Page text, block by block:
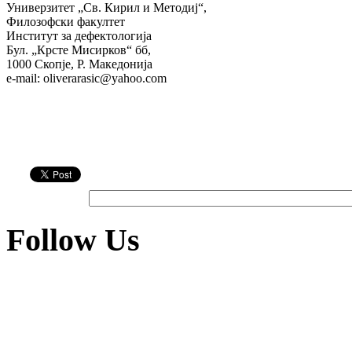
Универзитет „Св. Кирил и Методиј“,
Филозофски факултет
Институт за дефектологија
Бул. „Крсте Мисирков“ бб,
1000 Скопје, Р. Македонија
e-mail: oliverarasic@yahoo.com
Follow Us